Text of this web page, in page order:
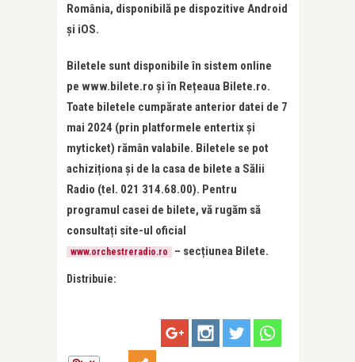
România, disponibilă pe dispozitive Android
și iOS.
Biletele sunt disponibile în sistem online
pe www.bilete.ro și în Rețeaua Bilete.ro.
Toate biletele cumpărate anterior datei de 7
mai 2024 (prin platformele entertix și
myticket) rămân valabile. Biletele se pot
achiziționa și de la casa de bilete a Sălii
Radio (tel. 021 314.68.00). Pentru
programul casei de bilete, vă rugăm să
consultați site-ul oficial
www.orchestreradio.ro – secțiunea Bilete.
Distribuie: